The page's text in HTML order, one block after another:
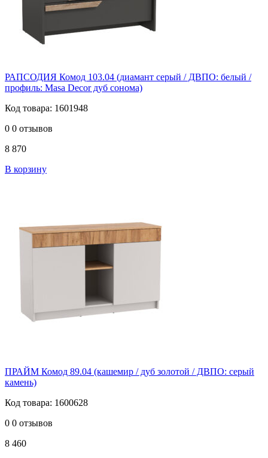
РАПСОДИЯ Комод 103.04 (диамант серый / ДВПО: белый /
профиль: Masa Decor дуб сонома)
Код товара: 1601948
0 0 отзывов
8 870
В корзину
ПРАЙМ Комод 89.04 (кашемир / дуб золотой / ДВПО: серый
камень)
Код товара: 1600628
0 0 отзывов
8 460